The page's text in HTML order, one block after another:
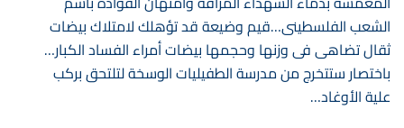
الشعب الفلسطينى…قيم وضيعة قد تؤهلك لامتلاك بيضات
ثقال تضاهى فى وزنها وحجمها بيضات أمراء الفساد الكبار…
باختصار ستتخرج من مدرسة الطفيليات الوسخة لتلتحق بركب
علية الأوغاد…